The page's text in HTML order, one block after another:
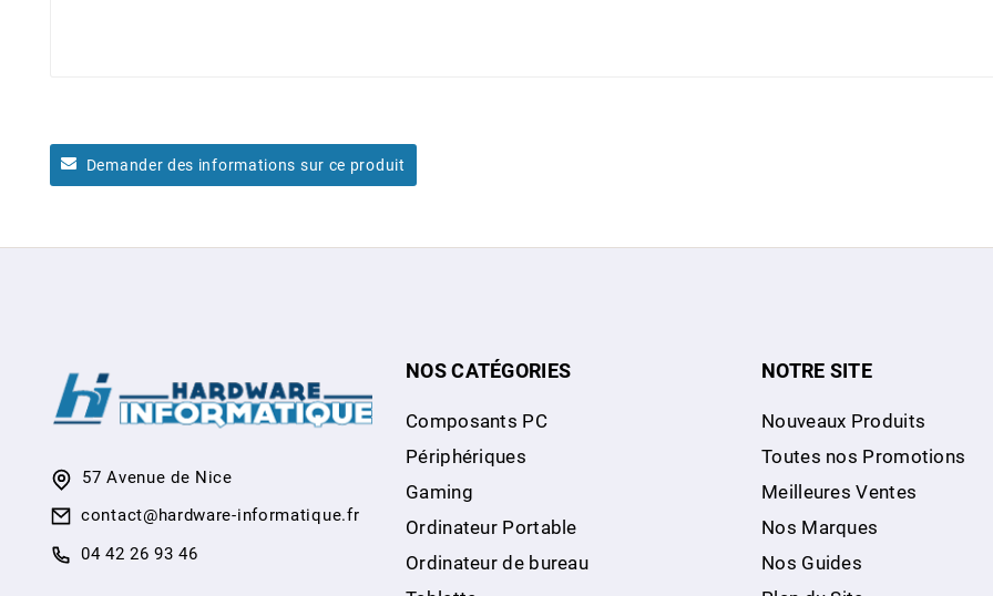
Demander des informations sur ce produit
57 Avenue de Nice
contact@hardware-informatique.fr
04 42 26 93 46
NOS CATÉGORIES
Composants PC
Périphériques
Gaming
Ordinateur Portable
Ordinateur de bureau
NOTRE SITE
Nouveaux Produits
Toutes nos Promotions
Meilleures Ventes
Nos Marques
Nos Guides